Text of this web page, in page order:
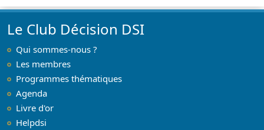
DSI
utilisent l’IA
Le Club Décision DSI
Qui sommes-nous ?
Les membres
Programmes thématiques
Agenda
Livre d'or
Helpdsi